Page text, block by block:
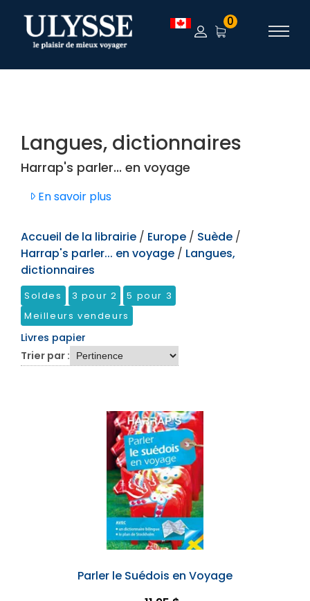
TEST 0
Langues, dictionnaires
Harrap's parler... en voyage
En savoir plus
Accueil de la librairie / Europe / Suède /
Harrap's parler... en voyage / Langues,
dictionnaires
Soldes 3 pour 2
5 pour 3
Meilleurs vendeurs
Livres papier
Trier par :
Parler le Suédois en Voyage